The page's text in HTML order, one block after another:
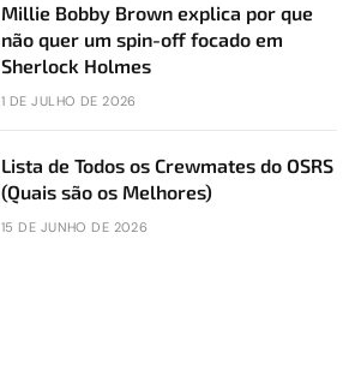
Millie Bobby Brown explica por que
não quer um spin-off focado em
Sherlock Holmes
1 DE JULHO DE 2026
Lista de Todos os Crewmates do OSRS
(Quais são os Melhores)
15 DE JUNHO DE 2026